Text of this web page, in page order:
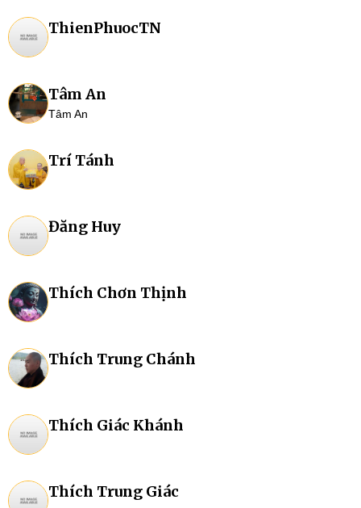
ThienPhuocTN
Tâm An
Tâm An
Trí Tánh
Đăng Huy
Thích Chơn Thịnh
Thích Trung Chánh
Thích Giác Khánh
Thích Trung Giác